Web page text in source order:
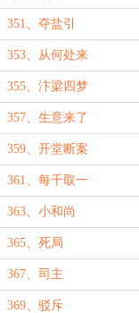
351、夺盐引
353、从何处来
355、汴梁四梦
357、生意来了
359、开堂断案
361、每千取一
363、小和尚
365、死局
367、司主
369、驳斥